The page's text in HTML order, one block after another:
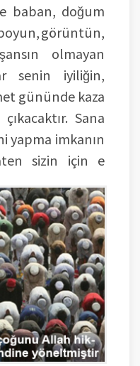
baban, doğum
görüntün,
olmayan
senin iyiliğin,
gününde kaza
Sana
yapma imkanın
sizin için e